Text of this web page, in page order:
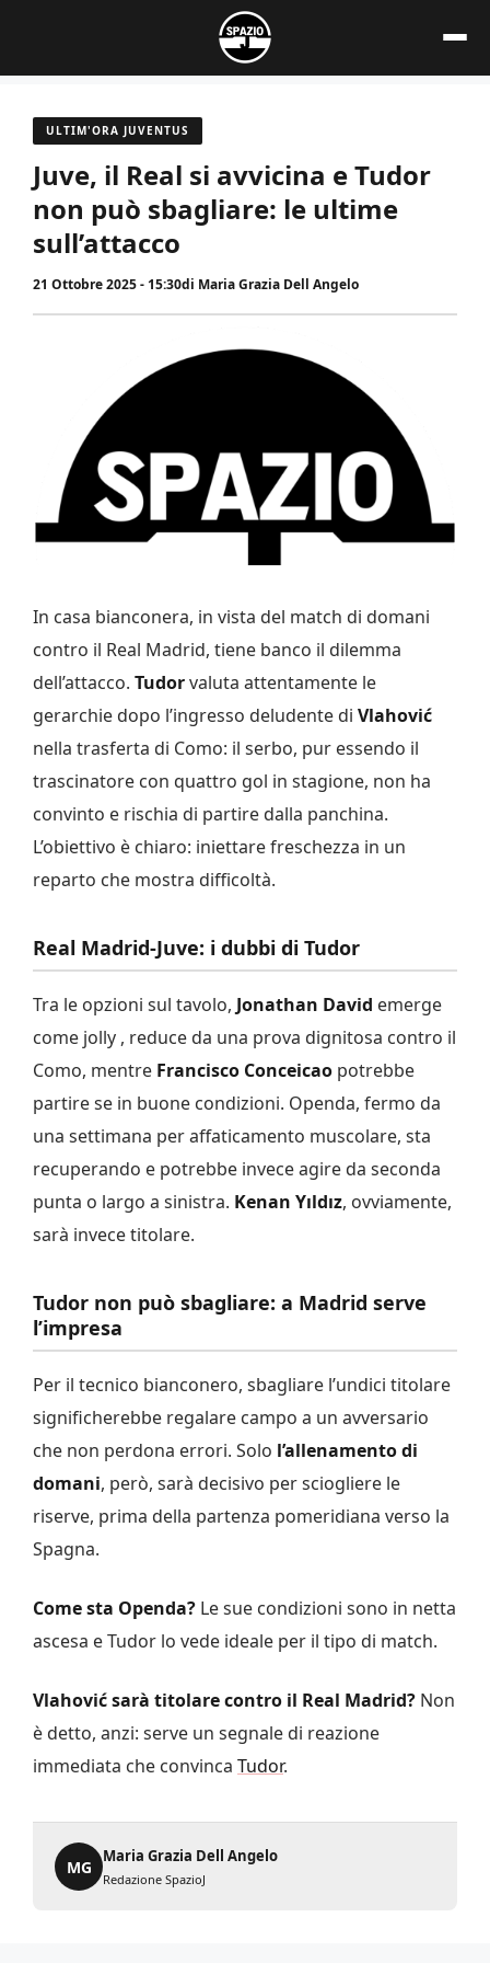
contenuto
ULTIM'ORA JUVENTUS
Juve, il Real si avvicina e Tudor
non può sbagliare: le ultime
sull’attacco
21 Ottobre 2025 - 15:30di Maria Grazia Dell Angelo
In casa bianconera, in vista del match di domani
contro il Real Madrid, tiene banco il dilemma
dell’attacco. Tudorvaluta attentamente le
gerarchie dopo l’ingresso deludente di Vlahović
nella trasferta di Como: il serbo, pur essendo il
trascinatore con quattro gol in stagione, non ha
convinto e rischia di partire dalla panchina.
L’obiettivo è chiaro: iniettare freschezza in un
reparto che mostra difficoltà.
Real Madrid-Juve: i dubbi di Tudor
Tra le opzioni sul tavolo, Jonathan David emerge
come jolly , reduce da una prova dignitosa contro il
Como, mentre Francisco Conceicao potrebbe
partire se in buone condizioni. Openda, fermo da
una settimana per affaticamento muscolare, sta
recuperando e potrebbe invece agire da seconda
punta o largo a sinistra. Kenan Yıldız, ovviamente,
sarà invece titolare.
Tudor non può sbagliare: a Madrid serve
l’impresa
Per il tecnico bianconero, sbagliare l’undici titolare
significherebbe regalare campo a un avversario
che non perdona errori. Solo l’allenamento di
domani, però, sarà decisivo per sciogliere le
riserve, prima della partenza pomeridiana verso la
Spagna.
Come sta Openda? Le sue condizioni sono in netta
ascesa e Tudor lo vede ideale per il tipo di match.
Vlahović sarà titolare contro il Real Madrid? Non
è detto, anzi: serve un segnale di reazione
immediata che convinca Tudor.
MG
Maria Grazia Dell Angelo
Redazione SpazioJ